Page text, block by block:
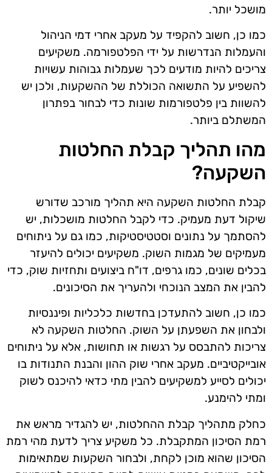
מושכל יותר.
כמו כן, חשוב להקפיד על מעקב אחרי דמי הניהול
והעמלות הנדרשות על ידי הפלטפורמה. משקיעים
צריכים להיות מודעים לכך שעמלות גבוהות עשויות
להשפיע על התשואה הכוללת של ההשקעות, ולכן יש
להשוות בין פלטפורמות שונות כדי לבחור בפתרון
המשתלם ביותר.
מהו תהליך קבלת החלטות
השקעה?
קבלת החלטות השקעה היא תהליך מורכב שדורש
שיקול דעת מעמיק. כדי לקבל החלטות מושכלות, יש
להסתמך על נתונים וסטטיסטיקות, כמו גם על ניתוחים
מעמיקים של מגמות השוק. משקיעים יכולים להיעזר
בכלים שונים, כמו גרפים, דו"ח ביצועים ותחזיות שוק, כדי
להבין את המצב הנוכחי ולהעריך את הסיכונים.
כמו כן, חשוב להתעדכן בחדשות כלכליות ופיננסיות
ולבחון את השפעתן על השוק. החלטות השקעה לא
צריכות להתבסס על רגשות או תחושות, אלא על ניתוחים
אובייקטיביים. מעקב אחרי שוק ההון והבנת התנודות בו
יכולים לסייע למשקיעים להבין מתי כדאי להיכנס לשוק
ומתי להימנע.
כחלק מתהליך קבלת ההחלטות, יש להגדיר מראש את
רמת הסיכון המתקבלת. כל משקיע צריך לדעת מהי רמת
הסיכון שהוא מוכן לקחת, ולבחור השקעות שמתאימות